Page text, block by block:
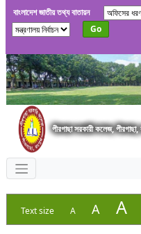
বাংলাদেশ জাতীয় তথ্য বাতায়ন
Go
পীরগাছা সরকারী কলেজ,
Text size A A A